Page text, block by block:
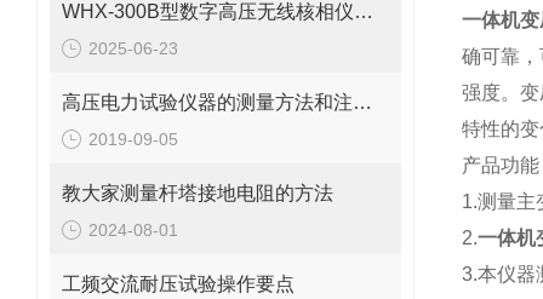
WHX-300B型数字高压无线核相仪有哪些种类
2025-06-23
高压电力试验仪器的测量方法和注意事项
2019-09-05
教大家测量杆塔接地电阻的方法
2024-08-01
工频交流耐压试验操作要点
一体机
确可靠
强度。
特性的
产品功能
1.测量主
2.一体机
3.本仪器